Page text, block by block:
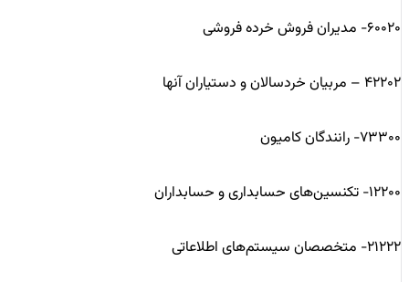
۶۰۰۲۰- مدیران فروش خرده فروشی
۴۲۲۰۲ – مربیان خردسالان و دستیاران آنها
۷۳۳۰۰- رانندگان کامیون
۱۲۲۰۰- تکنسین‌های حسابداری و حسابداران
۲۱۲۲۲- متخصصان سیستم‌های اطلاعاتی